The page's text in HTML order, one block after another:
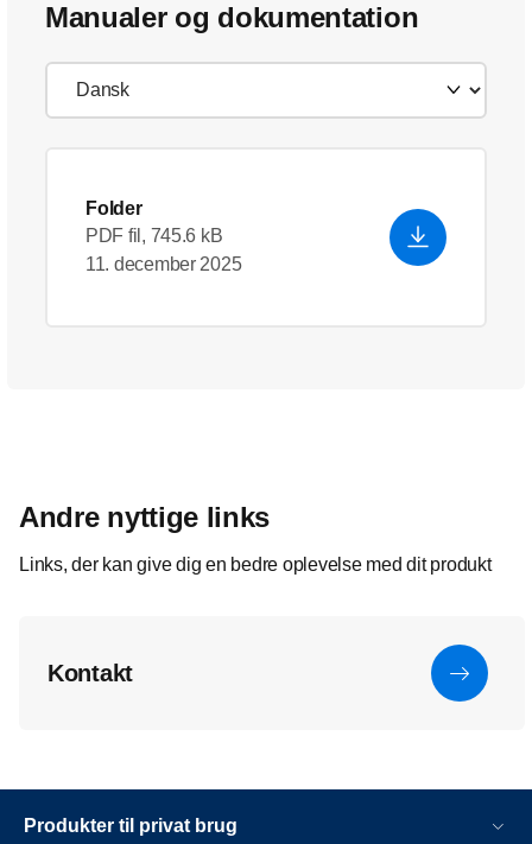
Manualer og dokumentation
Folder
PDF fil, 745.6 kB
11. december 2025
Andre nyttige links
Links, der kan give dig en bedre oplevelse med dit produkt
Kontakt
Produkter til privat brug